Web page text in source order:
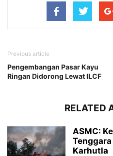
Previous article
Pengembangan Pasar Kayu
Ringan Didorong Lewat ILCF
RELATED
ASMC:
Karhutla